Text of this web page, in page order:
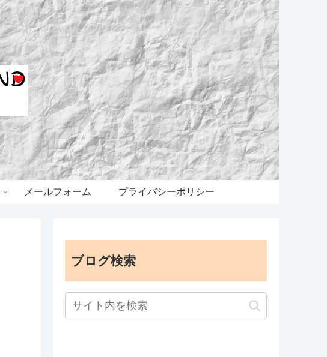
メールフォーム プライバシーポリシー
ブログ検索